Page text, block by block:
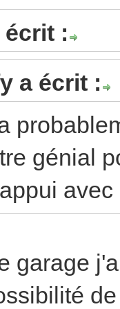
écrit :
a écrit :
génial
garage